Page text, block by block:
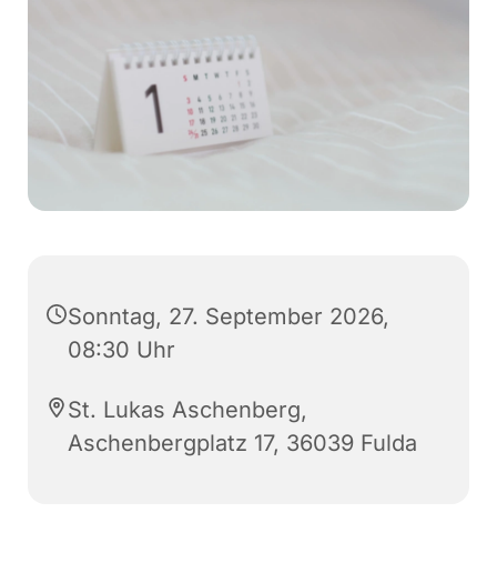
Sonntag, 27. September 2026,
08:30 Uhr
St. Lukas Aschenberg,
Aschenbergplatz 17, 36039 Fulda